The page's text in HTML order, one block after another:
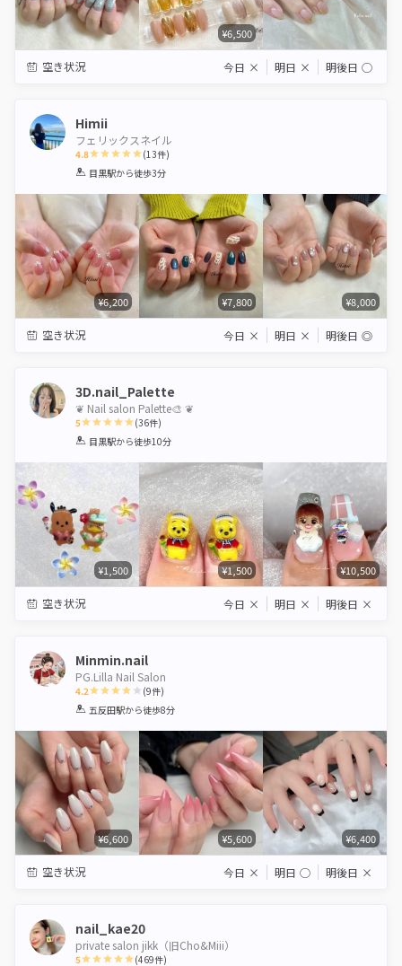
¥6,500
空き状況 今日 × 明日 × 明後日 ◯
Himii
フェリックスネイル
4.8
1 2 3 4 5
(13件)
目黒駅から徒歩3分
¥6,200 ¥7,800 ¥8,000
空き状況 今日 × 明日 × 明後日 ◎
3D.nail_Palette
❦ Nail salon Palette🎨 ❦
5
1 2 3 4 5
(36件)
目黒駅から徒歩10分
¥1,500 ¥1,500 ¥10,500
空き状況 今日 × 明日 × 明後日 ×
Minmin.nail
PG.Lilla Nail Salon
4.2
1 2 3 4 5
(9件)
五反田駅から徒歩8分
¥6,600 ¥5,600 ¥6,400
空き状況 今日 × 明日 ◯ 明後日 ×
nail_kae20
private salon jikk（旧Cho&Miii）
5 (469件)